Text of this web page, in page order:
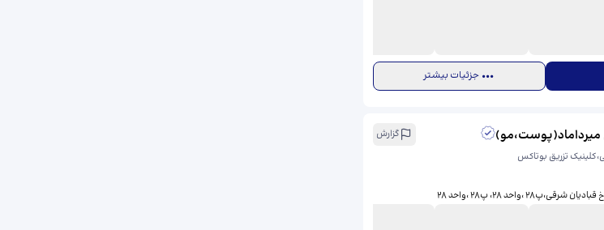
جزئیات بیشتر
میرداماد(پوست،مو)
گزارش
تزریق بوتاکس
،واحد 28، ​پ28 ،واحد 28